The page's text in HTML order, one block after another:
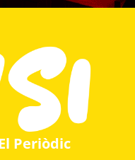
Periòdic